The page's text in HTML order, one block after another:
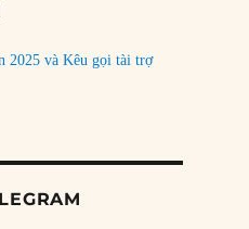
2025 và Kêu gọi tài trợ